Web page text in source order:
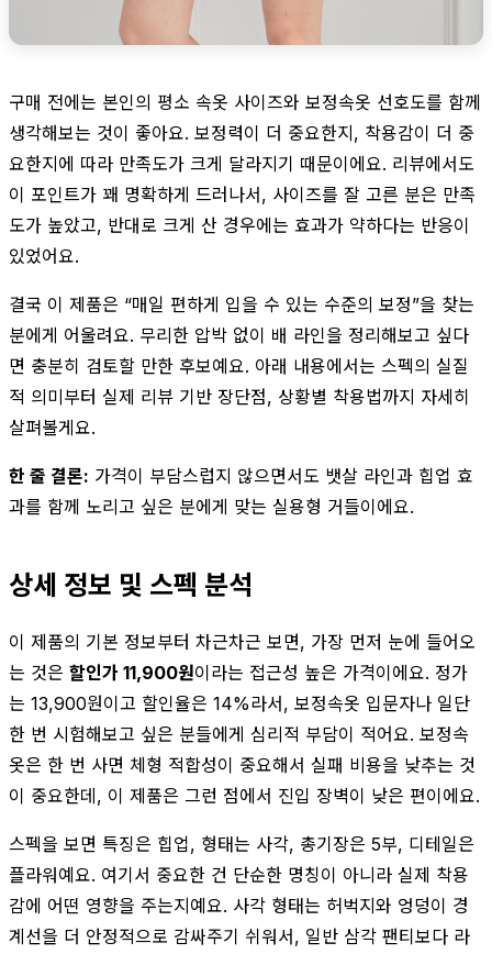
구매 전에는 본인의 평소 속옷 사이즈와 보정속옷 선호도를 함께
생각해보는 것이 좋아요. 보정력이 더 중요한지, 착용감이 더 중
요한지에 따라 만족도가 크게 달라지기 때문이에요. 리뷰에서도
이 포인트가 꽤 명확하게 드러나서, 사이즈를 잘 고른 분은 만족
도가 높았고, 반대로 크게 산 경우에는 효과가 약하다는 반응이
있었어요.
결국 이 제품은 “매일 편하게 입을 수 있는 수준의 보정”을 찾는
분에게 어울려요. 무리한 압박 없이 배 라인을 정리해보고 싶다
면 충분히 검토할 만한 후보예요. 아래 내용에서는 스펙의 실질
적 의미부터 실제 리뷰 기반 장단점, 상황별 착용법까지 자세히
살펴볼게요.
한 줄 결론: 가격이 부담스럽지 않으면서도 뱃살 라인과 힙업 효
과를 함께 노리고 싶은 분에게 맞는 실용형 거들이에요.
상세 정보 및 스펙 분석
이 제품의 기본 정보부터 차근차근 보면, 가장 먼저 눈에 들어오
는 것은 할인가 11,900원이라는 접근성 높은 가격이에요. 정가
는 13,900원이고 할인율은 14%라서, 보정속옷 입문자나 일단
한 번 시험해보고 싶은 분들에게 심리적 부담이 적어요. 보정속
옷은 한 번 사면 체형 적합성이 중요해서 실패 비용을 낮추는 것
이 중요한데, 이 제품은 그런 점에서 진입 장벽이 낮은 편이에요.
스펙을 보면 특징은 힙업, 형태는 사각, 총기장은 5부, 디테일은
플라워예요. 여기서 중요한 건 단순한 명칭이 아니라 실제 착용
감에 어떤 영향을 주는지예요. 사각 형태는 허벅지와 엉덩이 경
계선을 더 안정적으로 감싸주기 쉬워서, 일반 삼각 팬티보다 라